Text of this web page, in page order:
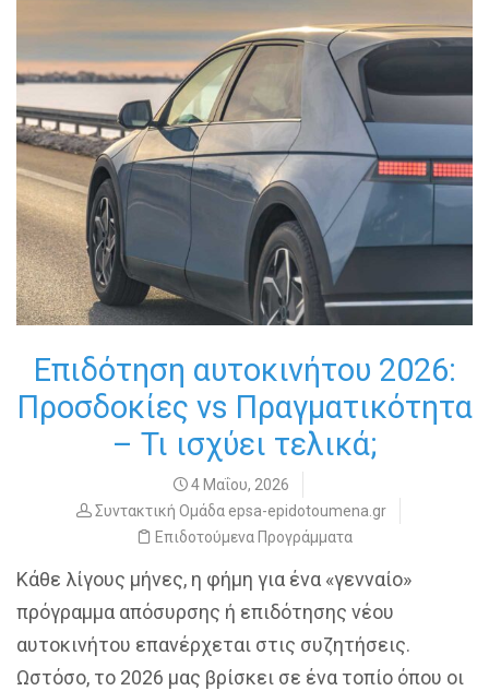
Επιδότηση αυτοκινήτου 2026:
Προσδοκίες vs Πραγματικότητα
– Τι ισχύει τελικά;
4 Μαΐου, 2026
Συντακτική Ομάδα epsa-epidotoumena.gr
Επιδοτούμενα Προγράμματα
Κάθε λίγους μήνες, η φήμη για ένα «γενναίο»
πρόγραμμα απόσυρσης ή επιδότησης νέου
αυτοκινήτου επανέρχεται στις συζητήσεις.
Ωστόσο, το 2026 μας βρίσκει σε ένα τοπίο όπου οι